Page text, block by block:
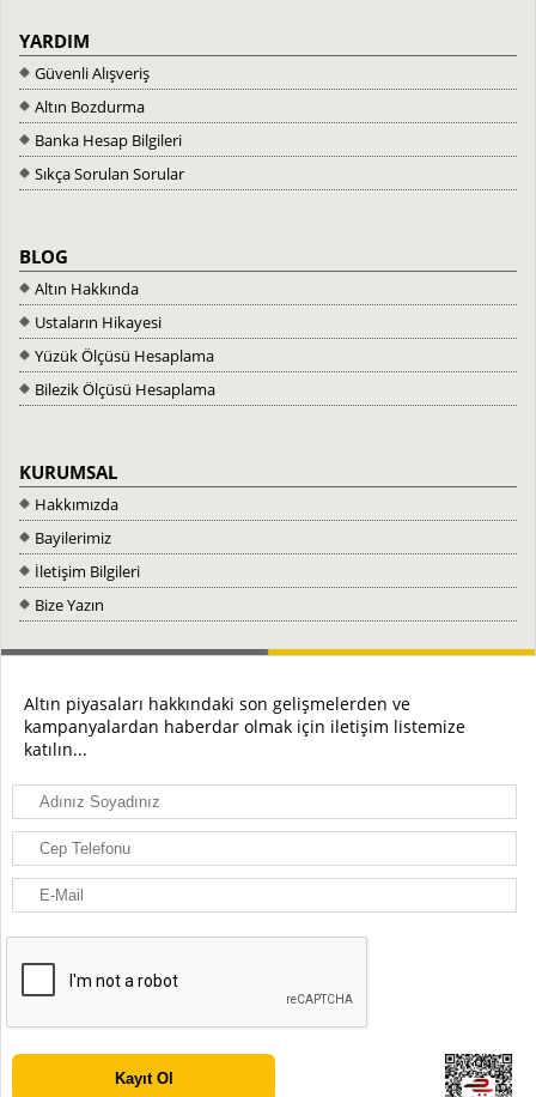
YARDIM
Güvenli Alışveriş
Altın Bozdurma
Banka Hesap Bilgileri
Sıkça Sorulan Sorular
BLOG
Altın Hakkında
Ustaların Hikayesi
Yüzük Ölçüsü Hesaplama
Bilezik Ölçüsü Hesaplama
KURUMSAL
Hakkımızda
Bayilerimiz
İletişim Bilgileri
Bize Yazın
Altın piyasaları hakkındaki son gelişmelerden ve
kampanyalardan haberdar olmak için iletişim listemize
katılın...